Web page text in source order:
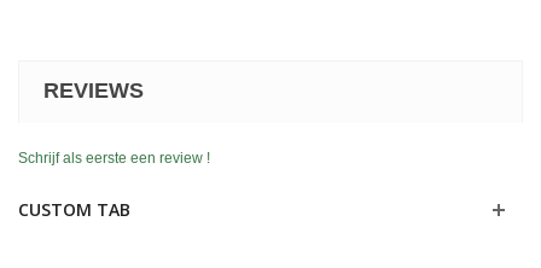
REVIEWS
Schrijf als eerste een review !
CUSTOM TAB